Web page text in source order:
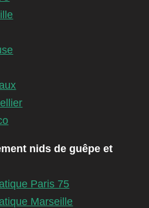
nids de guêpe et
Paris 75
Marseille